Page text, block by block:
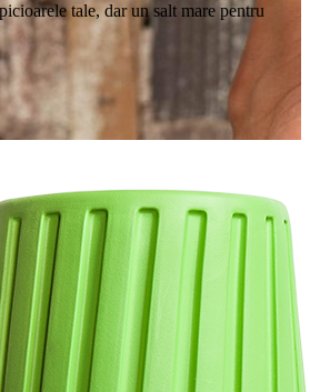
tale, dar un salt mare pentru